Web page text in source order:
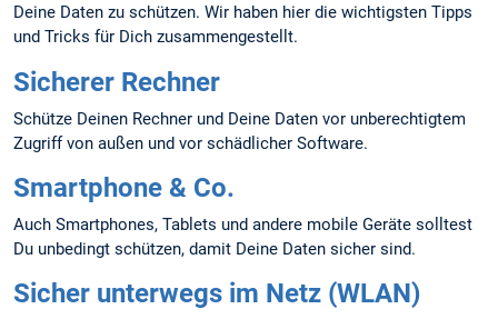
Deine Daten zu schützen. Wir haben hier die wichtigsten Tipps
und Tricks für Dich zusammengestellt.
Sicherer Rechner
Schütze Deinen Rechner und Deine Daten vor unberechtigtem
Zugriff von außen und vor schädlicher Software.
Smartphone & Co.
Auch Smartphones, Tablets und andere mobile Geräte solltest
Du unbedingt schützen, damit Deine Daten sicher sind.
Sicher unterwegs im Netz (WLAN)